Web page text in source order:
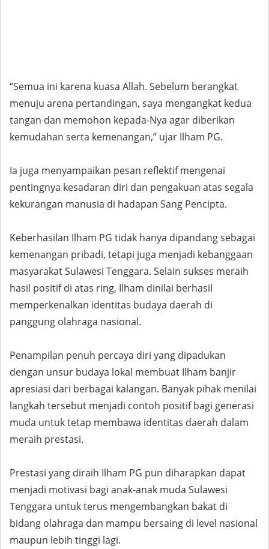
“Semua ini karena kuasa Allah. Sebelum berangkat
menuju arena pertandingan, saya mengangkat kedua
tangan dan memohon kepada-Nya agar diberikan
kemudahan serta kemenangan,” ujar Ilham PG.
Ia juga menyampaikan pesan reflektif mengenai
pentingnya kesadaran diri dan pengakuan atas segala
kekurangan manusia di hadapan Sang Pencipta.
Keberhasilan Ilham PG tidak hanya dipandang sebagai
kemenangan pribadi, tetapi juga menjadi kebanggaan
masyarakat Sulawesi Tenggara. Selain sukses meraih
hasil positif di atas ring, Ilham dinilai berhasil
memperkenalkan identitas budaya daerah di
panggung olahraga nasional.
Penampilan penuh percaya diri yang dipadukan
dengan unsur budaya lokal membuat Ilham banjir
apresiasi dari berbagai kalangan. Banyak pihak menilai
langkah tersebut menjadi contoh positif bagi generasi
muda untuk tetap membawa identitas daerah dalam
meraih prestasi.
Prestasi yang diraih Ilham PG pun diharapkan dapat
menjadi motivasi bagi anak-anak muda Sulawesi
Tenggara untuk terus mengembangkan bakat di
bidang olahraga dan mampu bersaing di level nasional
maupun lebih tinggi lagi.